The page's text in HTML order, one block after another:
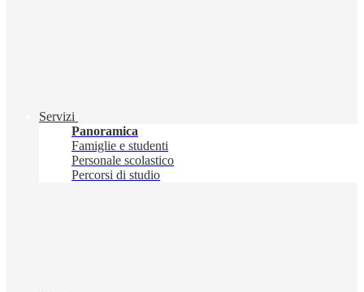
Servizi
Panoramica
Famiglie e studenti
Personale scolastico
Percorsi di studio